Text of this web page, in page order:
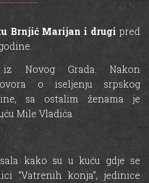
Brnjić Marijan i drugi pred
iz Novog Grada. Nakon
o iseljenju srpskog
sa ostalim ženama je
Mile Vladića.
kako su u kuću gdje se
“Vatrenih konja”, jedinice